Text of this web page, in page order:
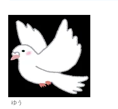
ゆう